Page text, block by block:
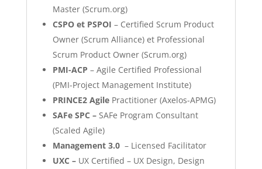
Master (Scrum.org)
CSPO et PSPOI – Certified Scrum Product
Owner (Scrum Alliance) et Professional
Scrum Product Owner (Scrum.org)
PMI-ACP – Agile Certified Professional
(PMI-Project Management Institute)
PRINCE2 Agile Practitioner (Axelos-APMG)
SAFe SPC – SAFe Program Consultant
(Scaled Agile)
Management 3.0 – Licensed Facilitator
UXC – UX Certified – UX Design, Design